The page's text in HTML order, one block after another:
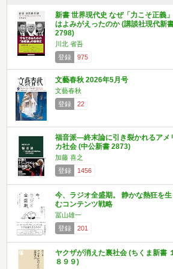
新書 世界現代史 なぜ「力こそ正義」
はよみがえったのか (講談社現代新
2798)
川北 省吾
登録
975
文藝春秋 2026年5月号
文藝春秋
登録
22
福音派―終末論に引き裂かれるアメ
カ社会 (中公新書 2873)
加藤 喜之
登録
1456
今、ラジオ全盛期。 静かな熱狂を生
むコンテンツ戦略
冨山雄一
登録
201
ヤクザが消えた裏社会 (ちくま新書
８９９)